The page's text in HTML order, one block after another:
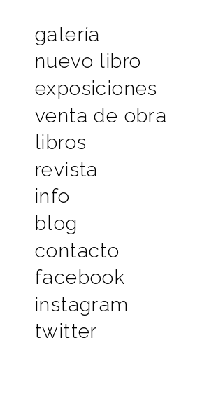
galería
nuevo libro
exposiciones
venta de obra
libros
revista
info
blog
contacto
facebook
instagram
twitter